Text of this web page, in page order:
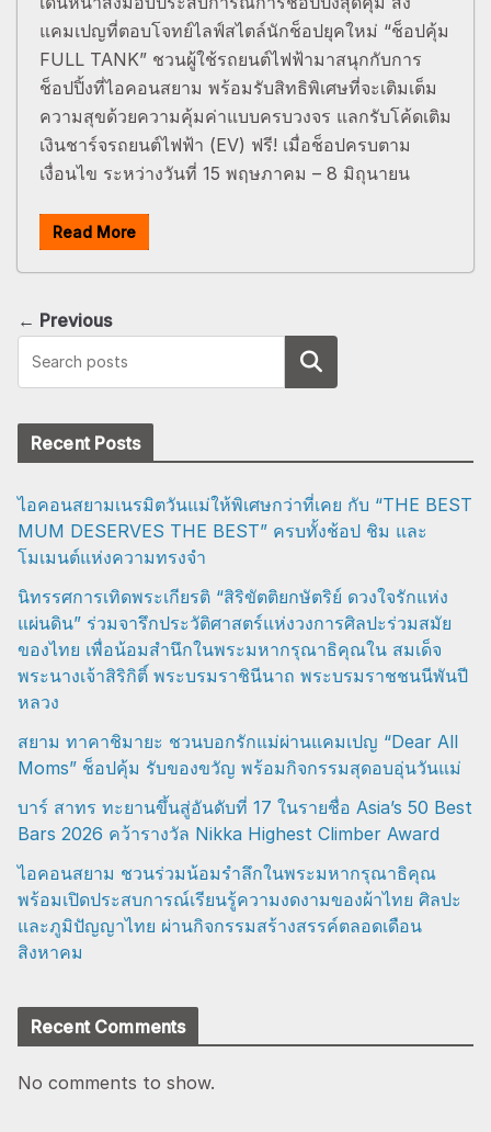
แคมเปญที่ตอบโจทย์ไลฟ์สไตล์นักช็อปยุคใหม่ “ช็อปคุ้ม
FULL TANK” ชวนผู้ใช้รถยนต์ไฟฟ้ามาสนุกกับการ
ช็อปปิ้งที่ไอคอนสยาม พร้อมรับสิทธิพิเศษที่จะเติมเต็ม
ความสุขด้วยความคุ้มค่าแบบครบวงจร แลกรับโค้ดเติม
เงินชาร์จรถยนต์ไฟฟ้า (EV) ฟรี! เมื่อช็อปครบตาม
เงื่อนไข ระหว่างวันที่ 15 พฤษภาคม – 8 มิถุนายน
Read More
← Previous
Search
Recent Posts
ไอคอนสยามเนรมิตวันแม่ให้พิเศษกว่าที่เคย กับ “THE BEST
MUM DESERVES THE BEST” ครบทั้งช้อป ชิม และ
โมเมนต์แห่งความทรงจำ
นิทรรศการเทิดพระเกียรติ “สิริขัตติยกษัตริย์ ดวงใจรักแห่ง
แผ่นดิน” ร่วมจารึกประวัติศาสตร์แห่งวงการศิลปะร่วมสมัย
ของไทย เพื่อน้อมสำนึกในพระมหากรุณาธิคุณใน สมเด็จ
พระนางเจ้าสิริกิติ์ พระบรมราชินีนาถ พระบรมราชชนนีพันปี
หลวง
สยาม ทาคาชิมายะ ชวนบอกรักแม่ผ่านแคมเปญ “Dear All
Moms” ช็อปคุ้ม รับของขวัญ พร้อมกิจกรรมสุดอบอุ่นวันแม่
บาร์ สาทร ทะยานขึ้นสู่อันดับที่ 17 ในรายชื่อ Asia’s 50 Best
Bars 2026 คว้ารางวัล Nikka Highest Climber Award
ไอคอนสยาม ชวนร่วมน้อมรำลึกในพระมหากรุณาธิคุณ
พร้อมเปิดประสบการณ์เรียนรู้ความงดงามของผ้าไทย ศิลปะ
และภูมิปัญญาไทย ผ่านกิจกรรมสร้างสรรค์ตลอดเดือน
สิงหาคม
Recent Comments
No comments to show.